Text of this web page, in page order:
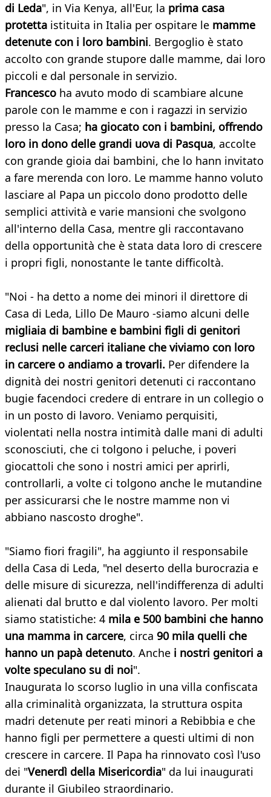
di Leda", in Via Kenya, all'Eur, la prima casa
protetta istituita in Italia per ospitare le mamme
detenute con i loro bambini. Bergoglio è stato
accolto con grande stupore dalle mamme, dai loro
piccoli e dal personale in servizio.
Francesco ha avuto modo di scambiare alcune
parole con le mamme e con i ragazzi in servizio
presso la Casa; ha giocato con i bambini, offrendo
loro in dono delle grandi uova di Pasqua, accolte
con grande gioia dai bambini, che lo hann invitato
a fare merenda con loro. Le mamme hanno voluto
lasciare al Papa un piccolo dono prodotto delle
semplici attività e varie mansioni che svolgono
all'interno della Casa, mentre gli raccontavano
della opportunità che è stata data loro di crescere
i propri figli, nonostante le tante difficoltà.
"Noi - ha detto a nome dei minori il direttore di
Casa di Leda, Lillo De Mauro -siamo alcuni delle
migliaia di bambine e bambini figli di genitori
reclusi nelle carceri italiane che viviamo con loro
in carcere o andiamo a trovarli. Per difendere la
dignità dei nostri genitori detenuti ci raccontano
bugie facendoci credere di entrare in un collegio o
in un posto di lavoro. Veniamo perquisiti,
violentati nella nostra intimità dalle mani di adulti
sconosciuti, che ci tolgono i peluche, i poveri
giocattoli che sono i nostri amici per aprirli,
controllarli, a volte ci tolgono anche le mutandine
per assicurarsi che le nostre mamme non vi
abbiano nascosto droghe".
"Siamo fiori fragili", ha aggiunto il responsabile
della Casa di Leda, "nel deserto della burocrazia e
delle misure di sicurezza, nell'indifferenza di adulti
alienati dal brutto e dal violento lavoro. Per molti
siamo statistiche: 4 mila e 500 bambini che hanno
una mamma in carcere, circa 90 mila quelli che
hanno un papà detenuto. Anche i nostri genitori a
volte speculano su di noi".
Inaugurata lo scorso luglio in una villa confiscata
alla criminalità organizzata, la struttura ospita
madri detenute per reati minori a Rebibbia e che
hanno figli per permettere a questi ultimi di non
crescere in carcere. Il Papa ha rinnovato così l'uso
dei "Venerdì della Misericordia" da lui inaugurati
durante il Giubileo straordinario.